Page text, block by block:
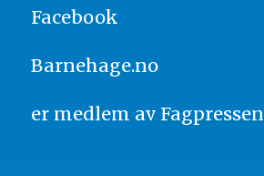
Facebook
Barnehage.no
er medlem av Fagpressen